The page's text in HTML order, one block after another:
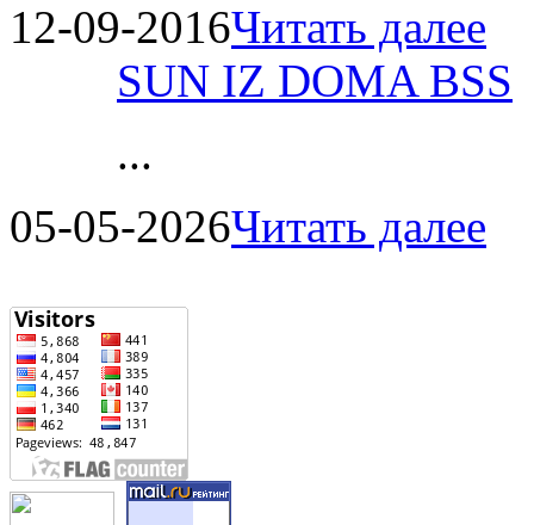
12-09-2016Читать далее
SUN IZ DOMA BSS
...
05-05-2026Читать далее